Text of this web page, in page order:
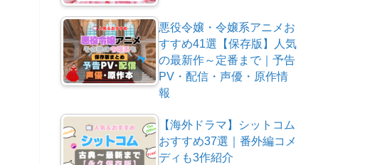
悪役令嬢・令嬢系アニメお
すすめ41選【保存版】人気
の最新作～定番まで｜予告
PV・配信・声優・原作情
報
【海外ドラマ】シットコム
おすすめ37選｜番外編コメ
ディも3作紹介